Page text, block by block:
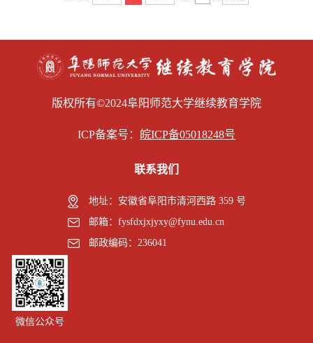
版权所有©2024阜阳师范大学继续教育学院
ICP备案号： 皖ICP备05018248号
联系我们
地址：安徽省阜阳市清河西路 359 号
邮箱：fysfdxjxjyxy@fynu.edu.cn
邮政编码：236041
微信公众号